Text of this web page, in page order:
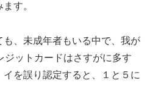
す。
、未成年者もいる中で、我が
ジットカードはさすがに多す
を誤り認定すると、１と５に